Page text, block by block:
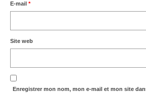
E-mail *
Site web
Enregistrer mon nom, mon e-mail et mon site